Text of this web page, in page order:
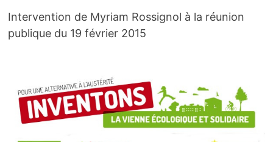
Intervention de Myriam Rossignol à la réunion
publique du 19 février 2015